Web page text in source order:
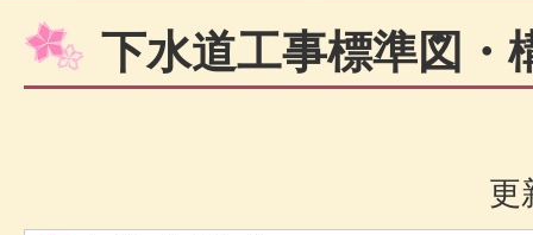
下水道工事標準図・
更